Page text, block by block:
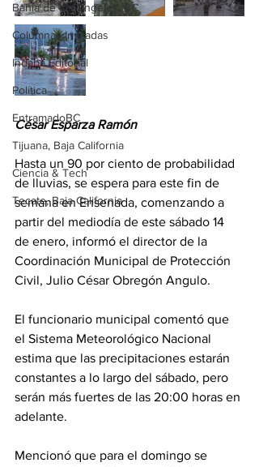
Bahía de los Ángeles, BC
Columnas Invitadas
Indaba Editorial
Política
EntramadoBC
Tijuana, Baja California
Ciencia & Tech
Tecate, Baja California
César Esparza Ramón
Hasta un 90 por ciento de probabilidad
de lluvias, se espera para este fin de
semana en Ensenada, comenzando a
partir del mediodía de este sábado 14
de enero, informó el director de la
Coordinación Municipal de Protección
Civil, Julio César Obregón Angulo.
El funcionario municipal comentó que
el Sistema Meteorológico Nacional
estima que las precipitaciones estarán
constantes a lo largo del sábado, pero
serán más fuertes de las 20:00 horas en
adelante.
Mencionó que para el domingo se